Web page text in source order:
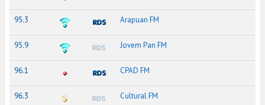
95.3 Arapuan FM
95.9 Jovem Pan FM
96.1 CPAD FM
96.3 Cultural FM